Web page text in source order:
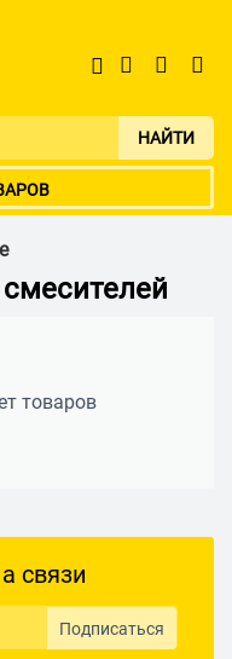
НАЙТИ
товаров
связи
Подписаться